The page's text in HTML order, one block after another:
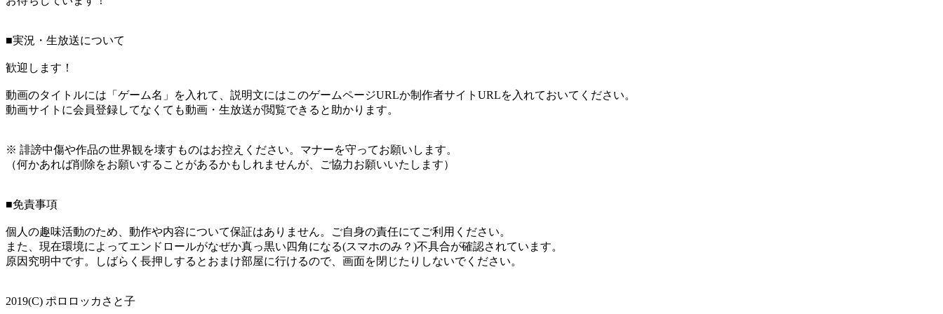
■実況・生放送について
歓迎します！
動画のタイトルには「ゲーム名」を入れて、説明文にはこのゲームページURLか制作者サイトURLを入れておいてください。
動画サイトに会員登録してなくても動画・生放送が閲覧できると助かります。
※ 誹謗中傷や作品の世界観を壊すものはお控えください。マナーを守ってお願いします。
（何かあれば削除をお願いすることがあるかもしれませんが、ご協力お願いいたします）
■免責事項
個人の趣味活動のため、動作や内容について保証はありません。ご自身の責任にてご利用ください。
また、現在環境によってエンドロールがなぜか真っ黒い四角になる(スマホのみ？)不具合が確認されています。
原因究明中です。しばらく長押しするとおまけ部屋に行けるので、画面を閉じたりしないでください。
2019(C) ポロロッカさと子